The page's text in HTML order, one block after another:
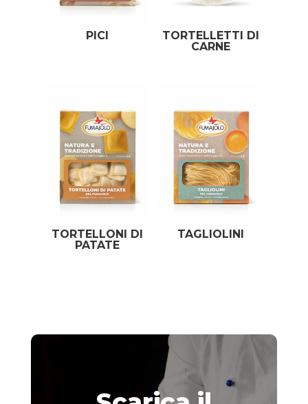
PICI
TORTELLETTI DI
CARNE
TORTELLONI DI
PATATE
TAGLIOLINI